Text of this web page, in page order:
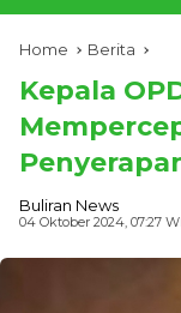
Home Berita
Kepala
Buliran News
04 Oktober 2024, 07:27